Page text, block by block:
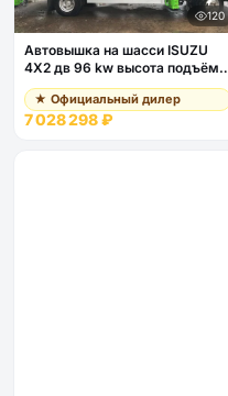
120
Автовышка на шасси ISUZU
4Х2 дв 96 kw высота подъёма
21м люлька 2х4м гп 1 тонна
★ Официальный дилер
7 028 298 ₽